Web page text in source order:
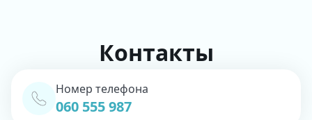
Контакты
Номер телефона
060 555 987